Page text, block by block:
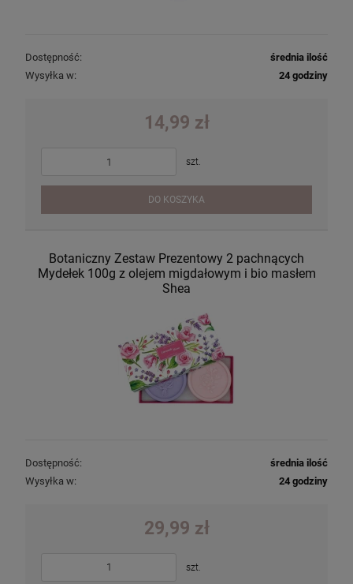
Dostępność:
średnia ilość
Wysyłka w:
24 godziny
14,99 zł
szt.
DO KOSZYKA
Botaniczny Zestaw Prezentowy 2 pachnących
Mydełek 100g z olejem migdałowym i bio masłem
Shea
Dostępność:
średnia ilość
Wysyłka w:
24 godziny
29,99 zł
szt.